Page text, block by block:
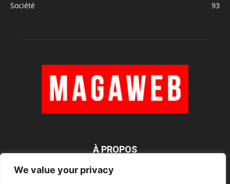
We value your privacy
Société
93
À PROPOS